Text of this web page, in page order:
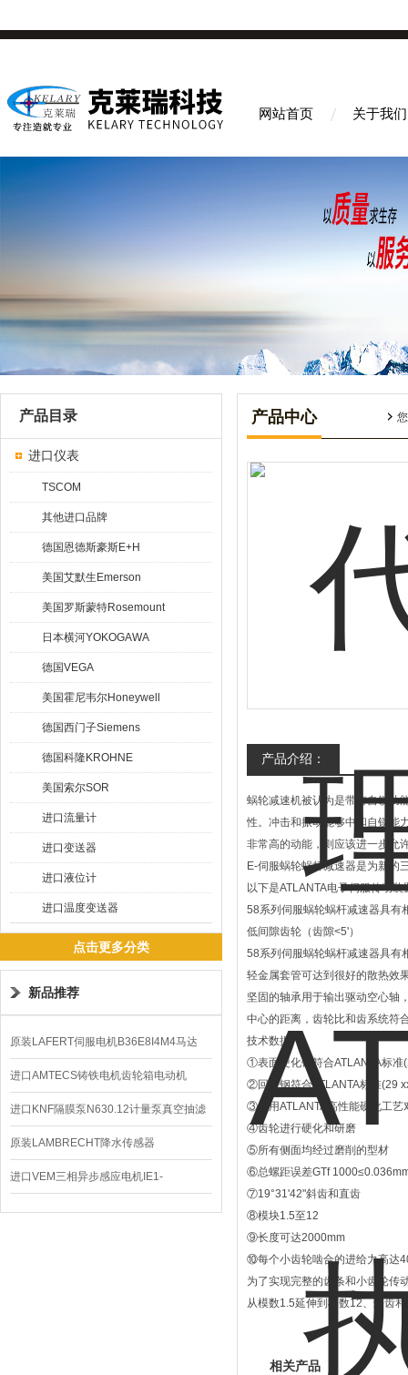
网站首页 关于我们
产品目录
进口仪表
TSCOM
其他进口品牌
德国恩德斯豪斯E+H
美国艾默生Emerson
美国罗斯蒙特Rosemount
日本横河YOKOGAWA
德国VEGA
美国霍尼韦尔Honeywell
德国西门子Siemens
德国科隆KROHNE
美国索尔SOR
进口流量计
进口变送器
进口液位计
进口温度变送器
点击更多分类
新品推荐
原装LAFERT伺服电机B36E8I4M4马达
B5602价格
进口AMTECS铸铁电机齿轮箱电动机
AMAS
进口KNF隔膜泵N630.12计量泵真空抽滤
泵价格
原装LAMBRECHT降水传感器
00.14575.20气象仪
进口VEM三相异步感应电机IE1-
K21R80G4马达
产品中心
产品介绍：
蜗轮减速机被认为是带有自锁功
性。冲击和振动能够中和自锁能
非常高的动能，则应该进一步允
E-伺服蜗轮蜗杆减速器是为新的
以下是ATLANTA电子伺服传动
58系列伺服蜗轮蜗杆减速器具有
低间隙齿轮（齿隙<5'）
58系列伺服蜗轮蜗杆减速器具有
轻金属套管可达到很好的散热效
坚固的轴承用于输出驱动空心轴
中心的距离，齿轮比和齿系统符
技术数据
①表面硬化钢符合ATLANTA标准
②回火钢符合ATLANTA标准(29
③使用ATLANTA高性能硬化工艺
④齿轮进行硬化和研磨
⑤所有侧面均经过磨削的型材
⑥总螺距误差GTf
⑦19°31'42"斜齿和直齿
⑧模块1.5至12
⑨长度可达2000mm
⑩每个小齿轮啮合的进给力高达
为了实现完整的齿条和小齿轮传
从模数1.5延伸到模数12、斜齿
相关产品